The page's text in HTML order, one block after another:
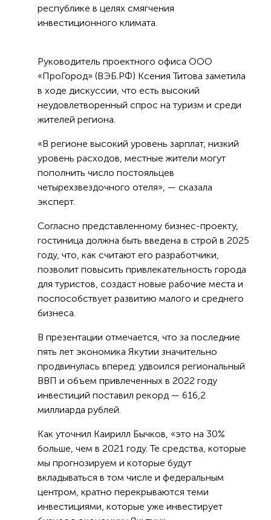
республике в целях смягчения
инвестиционного климата.
Руководитель проектного офиса ООО
«ПроГород» (ВЭБ.РФ) Ксения Титова заметила
в ходе дискуссии, что есть высокий
неудовлетворенный спрос на туризм и среди
жителей региона.
«В регионе высокий уровень зарплат, низкий
уровень расходов, местные жители могут
пополнить число постояльцев
четырехзвездочного отеля», — сказала
эксперт.
Согласно представленному бизнес-проекту,
гостиница должна быть введена в строй в 2025
году, что, как считают его разработчики,
позволит повысить привлекательность города
для туристов, создаст новые рабочие места и
поспособствует развитию малого и среднего
бизнеса.
В презентации отмечается, что за последние
пять лет экономика Якутии значительно
продвинулась вперед: удвоился региональный
ВВП и объем привлеченных в 2022 году
инвестиций поставил рекорд — 616,2
миллиарда рублей.
Как уточнил Каирилл Бычков, «это на 30%
больше, чем в 2021 году. Те средства, которые
мы прогнозируем и которые будут
вкладываться в том числе и федеральным
центром, кратно перекрываются теми
инвестициями, которые уже инвестирует